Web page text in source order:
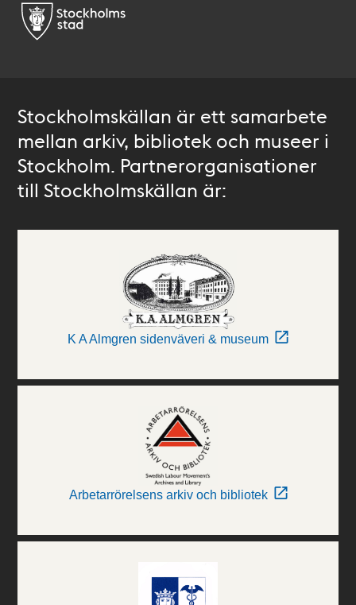
Stockholmskällan är ett samarbete
mellan arkiv, bibliotek och museer i
Stockholm. Partnerorganisationer
till Stockholmskällan är:
K A Almgren sidenväveri & museum
Arbetarrörelsens arkiv och bibliotek